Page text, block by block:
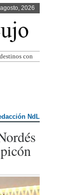
2026
con
NdL